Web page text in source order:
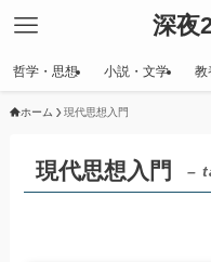
深夜
哲学・思想 小説・文学 教
ホーム 現代思想入門
現代思想入門 –